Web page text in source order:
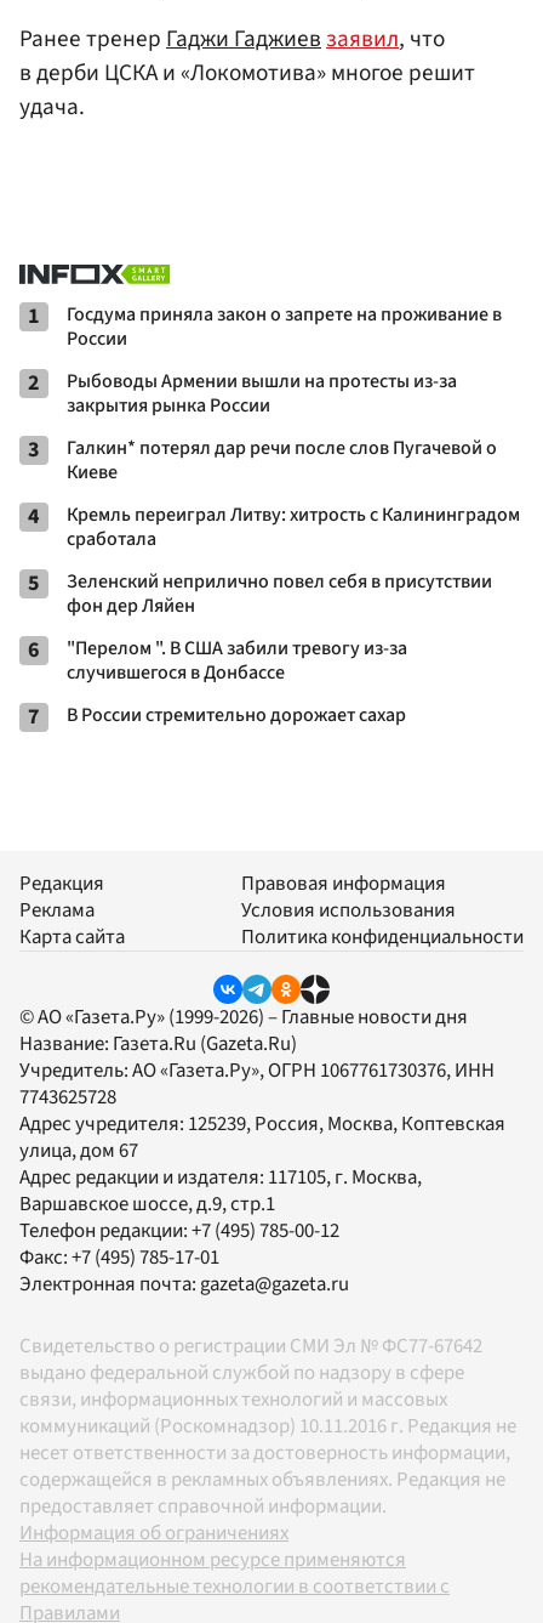
Ранее тренерГаджи Гаджиевзаявил, что
в дерби ЦСКА и «Локомотива» многое решит
удача.
1
Госдума приняла закон о запрете на проживание в
России
2
Рыбоводы Армении вышли на протесты из-за
закрытия рынка России
3
Галкин* потерял дар речи после слов Пугачевой о
Киеве
4
Кремль переиграл Литву: хитрость с Калининградом
сработала
5
Зеленский неприлично повел cебя в присутствии
фон дер Ляйен
6
"Перелом ". В США забили тревогу из-за
случившегося в Донбассе
7 В России стремительно дорожает сахар
Редакция
Реклама
Карта сайта
Правовая информация
Условия использования
Политика конфиденциальности
© АО «Газета.Ру» (1999-2026) – Главные новости дня
Название: Газета.Ru (Gazeta.Ru)
Учредитель:АО «Газета.Ру», ОГРН 1067761730376, ИНН
7743625728
Адрес учредителя: 125239, Россия, Москва, Коптевская
улица, дом 67
Адрес редакции и издателя: 117105, г. Москва,
Варшавское шоссе, д.9, стр.1
Телефон редакции:+7 (495) 785-00-12
Факс:+7 (495) 785-17-01
Электронная почта:gazeta@gazeta.ru
Свидетельство о регистрации СМИ Эл № ФС77-67642
выдано федеральной службой по надзору в сфере
связи, информационных технологий и массовых
коммуникаций (Роскомнадзор) 10.11.2016 г. Редакция не
несет ответственности за достоверность информации,
содержащейся в рекламных объявлениях. Редакция не
предоставляет справочной информации.
Информация об ограничениях
На информационном ресурсе применяются
рекомендательные технологии в соответствии с
Правилами